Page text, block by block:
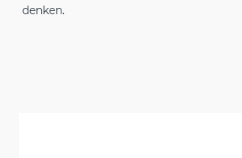
denken.